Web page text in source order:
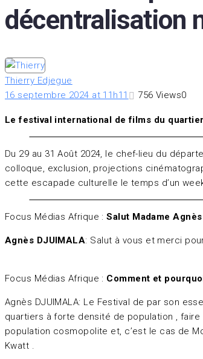
décentralisation
Thierry Edjegue
16 septembre 2024 at 11h11
756 Views0
Le festival international de films du
Du 29 au 31 Août 2024, le chef-lieu du
colloque, exclusion, projections
cette escapade culturelle le temps d’un
Focus Médias Afrique :Salut Madame
Agnès DJUIMALA: Salut à vous et merci
Focus Médias Afrique : Comment et
Agnès DJUIMALA: Le Festival de par son
quartiers à forte densité de population ,
population cosmopolite et, c’est le cas de
Kwatt .